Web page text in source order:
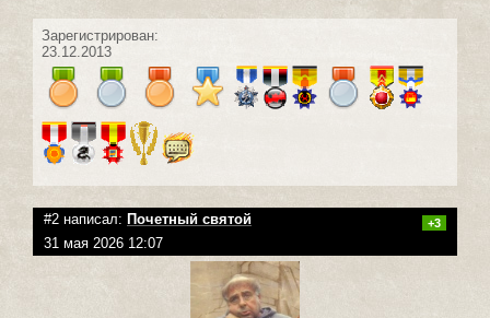
Зарегистрирован:
23.12.2013
#2 написал: Почетный святой +3
31 мая 2026 12:07